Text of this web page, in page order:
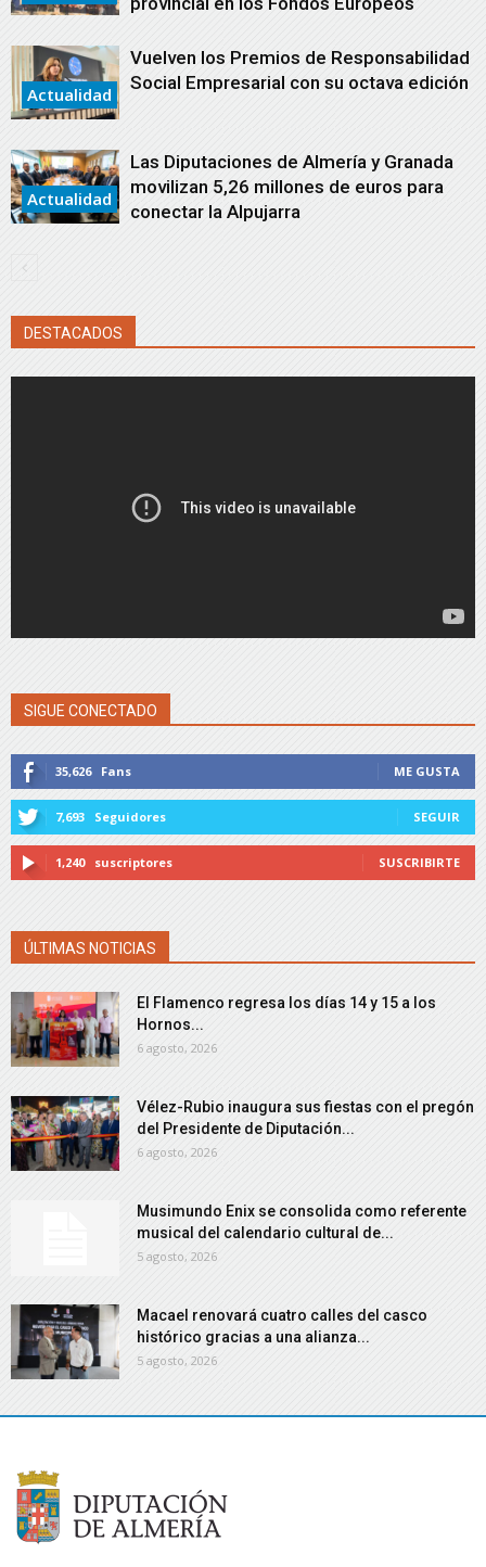
Actualidad
Vuelven los Premios de Responsabilidad
Social Empresarial con su octava edición
Actualidad
Las Diputaciones de Almería y Granada
movilizan 5,26 millones de euros para
conectar la Alpujarra
DESTACADOS
SIGUE CONECTADO
35,626 Fans ME GUSTA
7,693 Seguidores SEGUIR
1,240 suscriptores SUSCRIBIRTE
ÚLTIMAS NOTICIAS
El Flamenco regresa los días 14 y 15 a los
Hornos...
6 agosto, 2026
Vélez-Rubio inaugura sus fiestas con el pregón
del Presidente de Diputación...
6 agosto, 2026
Musimundo Enix se consolida como referente
musical del calendario cultural de...
5 agosto, 2026
Macael renovará cuatro calles del casco
histórico gracias a una alianza...
5 agosto, 2026